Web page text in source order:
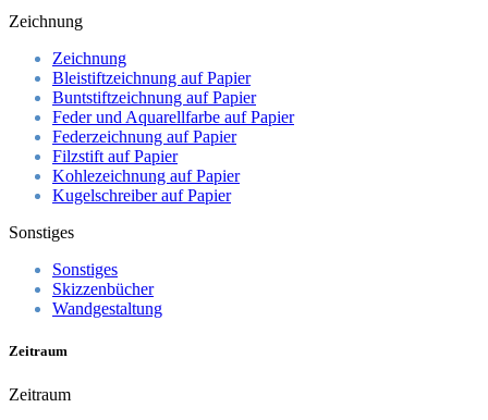
Zeichnung
Zeichnung
Bleistiftzeichnung auf Papier
Buntstiftzeichnung auf Papier
Feder und Aquarellfarbe auf Papier
Federzeichnung auf Papier
Filzstift auf Papier
Kohlezeichnung auf Papier
Kugelschreiber auf Papier
Sonstiges
Sonstiges
Skizzenbücher
Wandgestaltung
Zeitraum
Zeitraum